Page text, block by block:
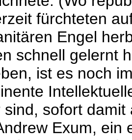
fürchteten
Engel
schnell gelernt
ist es noch
sind, sofort
Exum, ein